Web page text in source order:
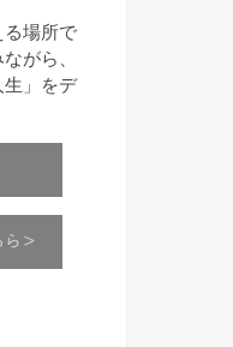
る場所で
がら、
生」をデ